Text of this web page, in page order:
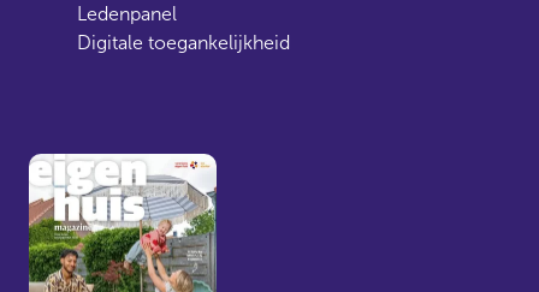
Ledenpanel
Digitale toegankelijkheid